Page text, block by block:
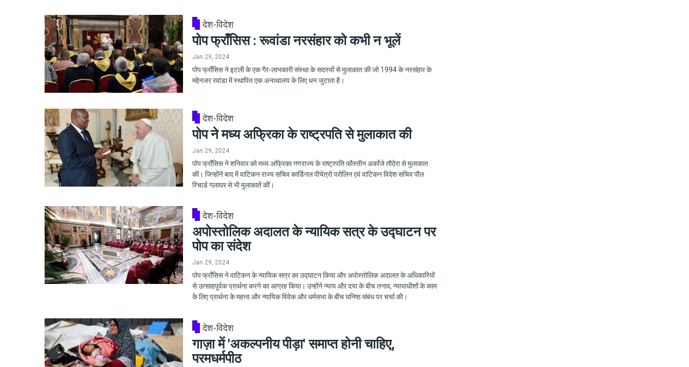
देश-विदेश
पोप फ्राँसिस : रूवांडा नरसंहार को कभी न भूलें
Jan 29, 2024
पोप फ्राँसिस ने इटली के एक गैर-लाभकारी संस्था के सदस्यों से मुलाकात की जो 1994 के नरसंहार के
मद्देनजर रवांडा में स्थापित एक अनाथालय के लिए धन जुटाता है।
देश-विदेश
पोप ने मध्य अफ्रिका के राष्ट्रपति से मुलाकात की
Jan 29, 2024
पोप फ्राँसिस ने शनिवार को मध्य अफ्रिका गणराज्य के राष्ट्रपति फौस्तीन अर्कांजे तौदेरा से मुलाकात
की। जिन्होंने बाद में वाटिकन राज्य सचिव कार्डिनल पीयेत्रो परोलिन एवं वाटिकन विदेश सचिव पौल
रिचार्ड गलाघर से भी मुलाकातें कीं।
देश-विदेश
अपोस्तोलिक अदालत के न्यायिक सत्र के उद्घाटन पर
पोप का संदेश
Jan 29, 2024
पोप फ्राँसिस ने वाटिकन के न्यायिक सत्र का उद्घाटन किया और अपोस्तोलिक अदालत के अधिकारियों
से उत्साहपूर्वक प्रार्थना करने का आग्रह किया। उन्होंने न्याय और दया के बीच तनाव, न्यायाधीशों के काम
के लिए प्रार्थना के महत्व और न्यायिक विवेक और धर्मसभा के बीच घनिष्ठ संबंध पर चर्चा की।
देश-विदेश
गाज़ा में 'अकल्पनीय पीड़ा' समाप्त होनी चाहिए,
परमधर्मपीठ